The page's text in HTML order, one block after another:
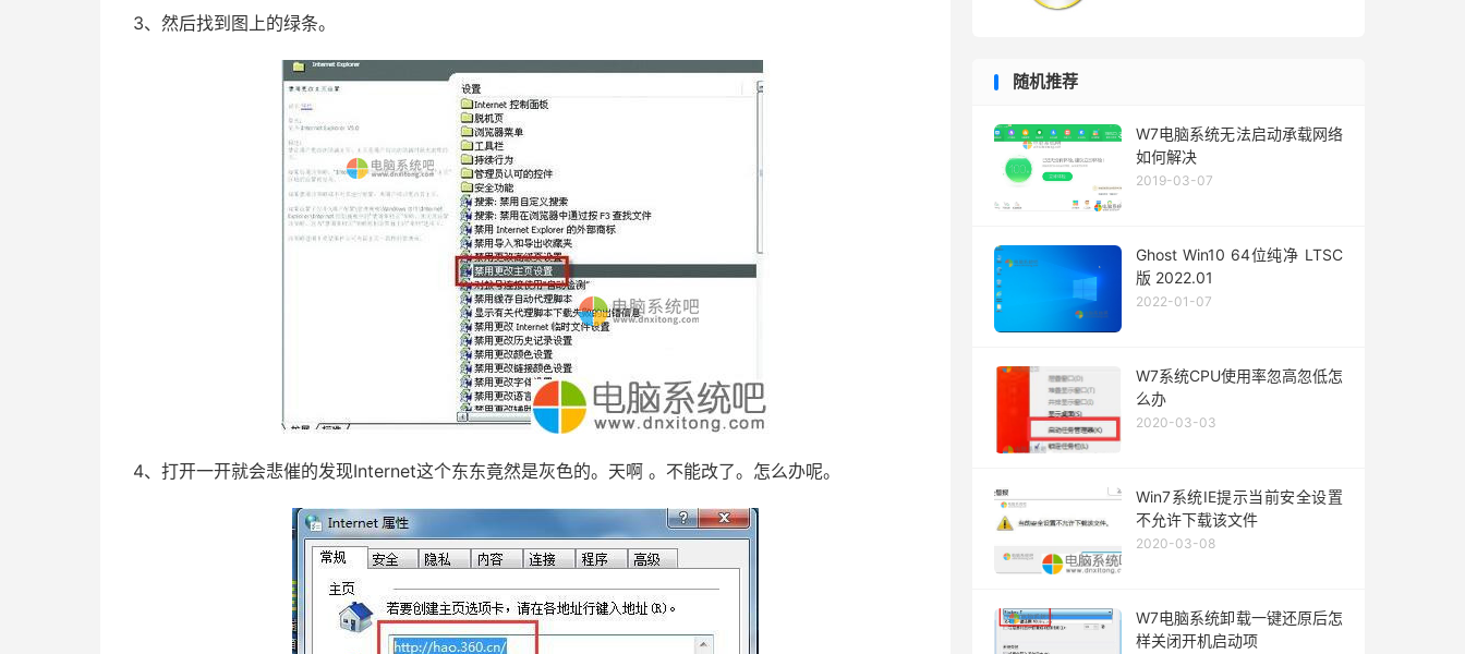
3、然后找到图上的绿条。
4、打开一开就会悲催的发现Internet这个东东竟然是灰色的。天啊 。不能改了。怎么办呢。
随机推荐
W7电脑系统无法启动承载网络
如何解决
2019-03-07
Ghost Win10 64位纯净 LTSC
版 2022.01
2022-01-07
W7系统CPU使用率忽高忽低怎
么办
2020-03-03
Win7系统IE提示当前安全设置
不允许下载该文件
2020-03-08
W7电脑系统卸载一键还原后怎
样关闭开机启动项